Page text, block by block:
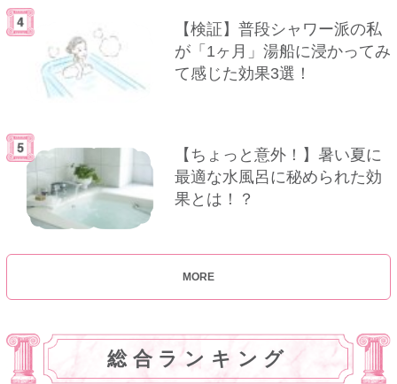
【検証】普段シャワー派の私
が「1ヶ月」湯船に浸かってみ
て感じた効果3選！
【ちょっと意外！】暑い夏に
最適な水風呂に秘められた効
果とは！？
MORE
総合ランキング